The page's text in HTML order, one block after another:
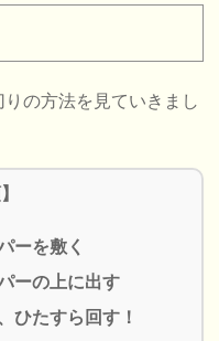
の方法を見ていきまし
ーを敷く
ーの上に出す
ひたすら回す！